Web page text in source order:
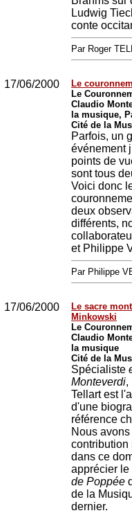
Ludwig
conte
Par Roger
17/06/2000
Le
Le
Claudio
la musique,
Cité de la
Parfois, un
événement
points de
sont tous
Voici donc
deux
différents,
et Philippe
Par Philippe
17/06/2000
Le sacre
Minkowski
Le
Claudio
la musique
Cité de la
Spécialiste
Monteverdi,
Tellart est
d'une
référence
Nous
contribution
dans ce
apprécier le
de Poppée
de la
dernier.